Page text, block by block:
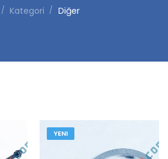
/ Kategori / Diğer
YENI